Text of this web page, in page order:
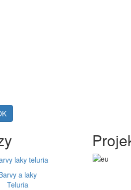
a laky
Teluria